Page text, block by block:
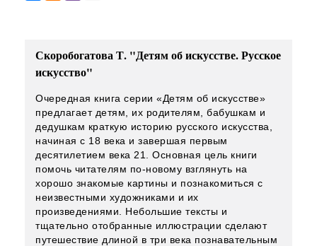
Скоробогатова Т. "Детям об искусстве. Русское
искусство"
Очередная книга серии «Детям об искусстве»
предлагает детям, их родителям, бабушкам и
дедушкам краткую историю русского искусства,
начиная с 18 века и завершая первым
десятилетием века 21. Основная цель книги
помочь читателям по-новому взглянуть на
хорошо знакомые картины и познакомиться с
неизвестными художниками и их
произведениями. Небольшие тексты и
тщательно отобранные иллюстрации сделают
путешествие длиной в три века познавательным